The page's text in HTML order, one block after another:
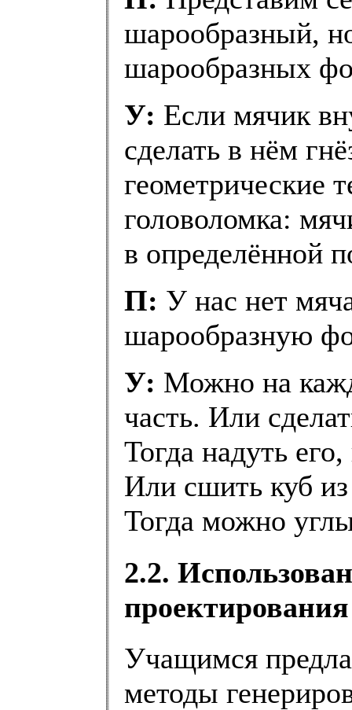
шарообразный,
шарообразных
У: Если мячик
сделать в нём
геометрические
головоломка:
в определённой
П: У нас нет
шарообразную
У: Можно на
часть. Или
Тогда надуть
Или сшить куб
Тогда можно
2.2.
Учащимся
методы